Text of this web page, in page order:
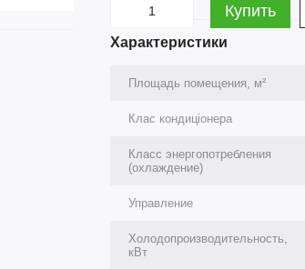
Купить
Характеристики
Площадь помещения, м²
Клас кондиціонера
Класс энергопотребления
(охлаждение)
Управление
Холодопроизводительность,
кВт